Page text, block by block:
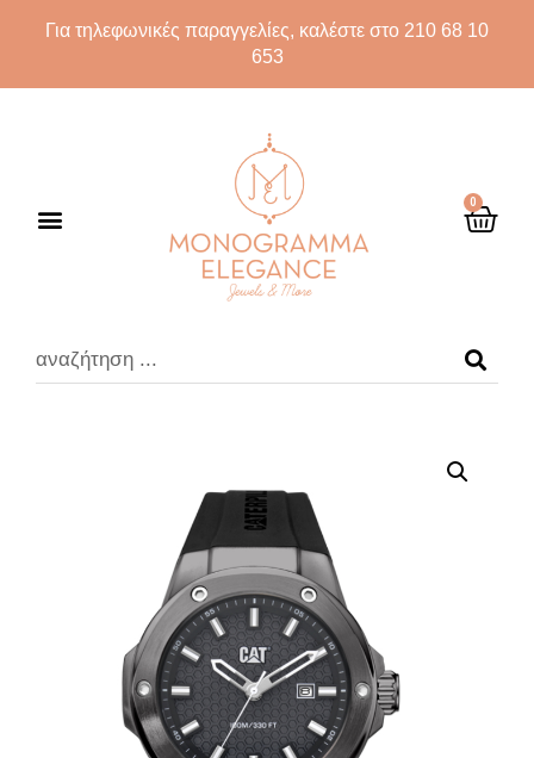
Για τηλεφωνικές παραγγελίες, καλέστε στο 210 68 10
653
0